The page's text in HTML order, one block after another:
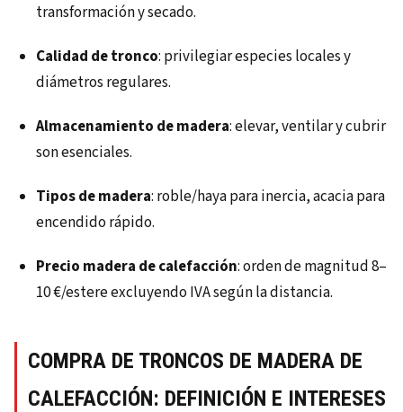
transformación y secado.
Calidad de tronco: privilegiar especies locales y
diámetros regulares.
Almacenamiento de madera: elevar, ventilar y cubrir
son esenciales.
Tipos de madera: roble/haya para inercia, acacia para
encendido rápido.
Precio madera de calefacción: orden de magnitud 8–
10 €/estere excluyendo IVA según la distancia.
COMPRA DE TRONCOS DE MADERA DE
CALEFACCIÓN: DEFINICIÓN E INTERESES